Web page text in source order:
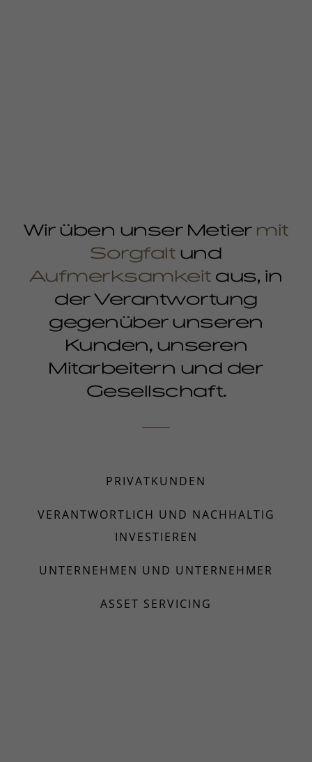
Wir üben unser Metier mit
Sorgfaltund
Aufmerksamkeitaus, in
der Verantwortung
gegenüber unseren
Kunden, unseren
Mitarbeitern und der
Gesellschaft.
PRIVATKUNDEN
VERANTWORTLICH UND NACHHALTIG
INVESTIEREN
UNTERNEHMEN UND UNTERNEHMER
ASSET SERVICING